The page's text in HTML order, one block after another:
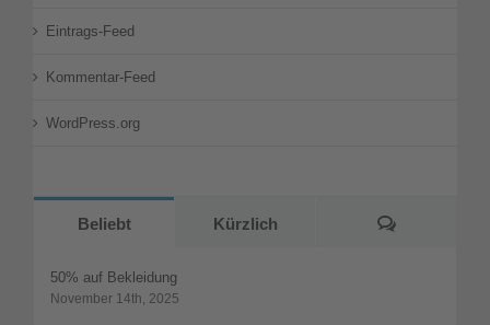
Eintrags-Feed
Kommentar-Feed
WordPress.org
Beliebt Kürzlich
50% auf Bekleidung
November 14th, 2025